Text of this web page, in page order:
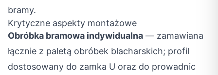
bramy.
Krytyczne aspekty montażowe
Obróbka bramowa indywidualna — zamawiana
łącznie z paletą obróbek blacharskich; profil
dostosowany do zamka U oraz do prowadnic